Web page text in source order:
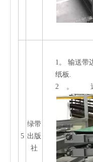
5
绿带
出版
社
1。
输送带
纸板
2。